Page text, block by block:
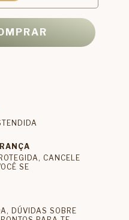
CANCELE
SE
DÚVIDAS SOBRE